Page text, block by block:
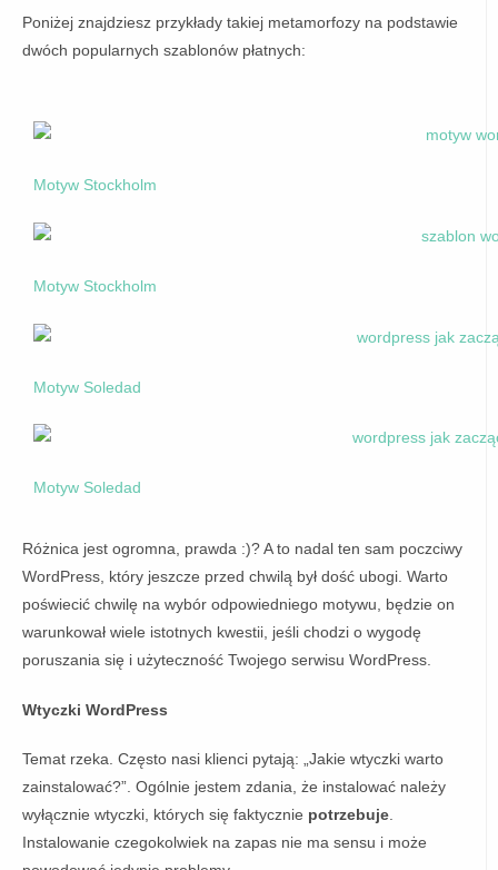
Poniżej znajdziesz przykłady takiej metamorfozy na podstawie
dwóch popularnych szablonów płatnych:
Motyw Stockholm
Motyw Stockholm
Motyw Soledad
Motyw Soledad
Różnica jest ogromna, prawda :)? A to nadal ten sam poczciwy
WordPress, który jeszcze przed chwilą był dość ubogi. Warto
poświecić chwilę na wybór odpowiedniego motywu, będzie on
warunkował wiele istotnych kwestii, jeśli chodzi o wygodę
poruszania się i użyteczność Twojego serwisu WordPress.
Wtyczki WordPress
Temat rzeka. Często nasi klienci pytają: „Jakie wtyczki warto
zainstalować?”. Ogólnie jestem zdania, że instalować należy
wyłącznie wtyczki, których się faktycznie potrzebuje
Instalowanie czegokolwiek na zapas nie ma sensu i może